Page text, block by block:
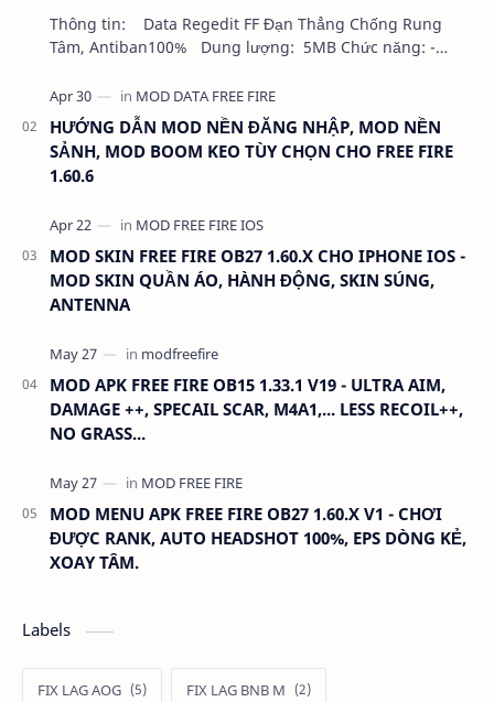
Thông tin: Data Regedit FF Đạn Thẳng Chống Rung
Tâm, Antiban100% Dung lượng: 5MB Chức năng: -
HƯỚNG DẪN MOD NỀN ĐĂNG NHẬP, MOD NỀN
SẢNH, MOD BOOM KEO TÙY CHỌN CHO FREE FIRE
1.60.6
MOD SKIN FREE FIRE OB27 1.60.X CHO IPHONE IOS -
MOD SKIN QUẦN ÁO, HÀNH ĐỘNG, SKIN SÚNG,
ANTENNA
MOD APK FREE FIRE OB15 1.33.1 V19 - ULTRA AIM,
DAMAGE ++, SPECAIL SCAR, M4A1,... LESS RECOIL++,
NO GRASS...
MOD MENU APK FREE FIRE OB27 1.60.X V1 - CHƠI
ĐƯỢC RANK, AUTO HEADSHOT 100%, EPS DÒNG KẺ,
XOAY TÂM.
Labels
FIX LAG AOG FIX LAG BNB M